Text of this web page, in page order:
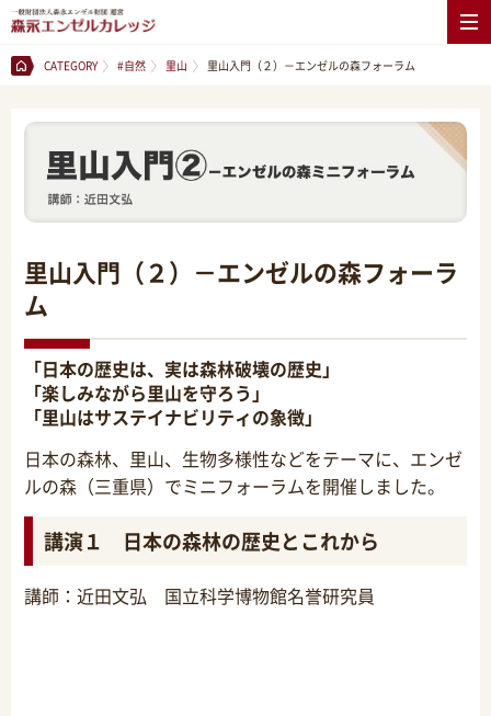
CATEGORY #自然 里山 里山入門（２）－エンゼルの森フォーラム
里山入門（２）－エンゼルの森フォーラ
ム
「日本の歴史は、実は森林破壊の歴史」
「楽しみながら里山を守ろう」
「里山はサステイナビリティの象徴」
日本の森林、里山、生物多様性などをテーマに、エンゼ
ルの森（三重県）でミニフォーラムを開催しました。
講演１ 日本の森林の歴史とこれから
講師：近田文弘 国立科学博物館名誉研究員